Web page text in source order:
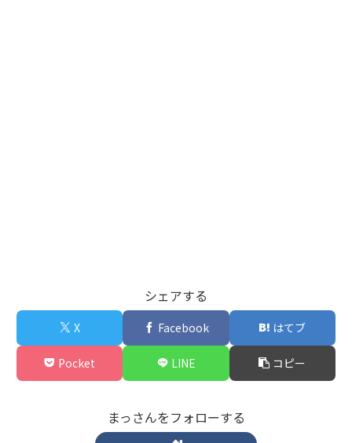
シェアする
X Facebook はてブ
Pocket LINE コピー
まっさんをフォローする